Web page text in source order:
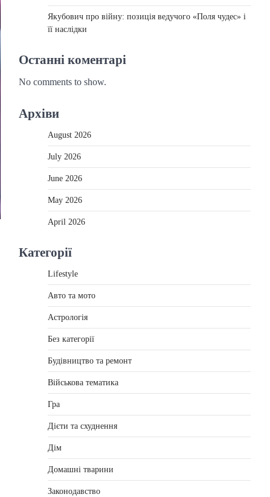
Якубович про війну: позиція ведучого «Поля чудес» і
її наслідки
Останні коментарі
No comments to show.
Архіви
August 2026
July 2026
June 2026
May 2026
April 2026
Категорії
Lifestyle
Авто та мото
Астрологія
Без категорії
Будівництво та ремонт
Військова тематика
Гра
Дієти та схуднення
Дім
Домашні тварини
Законодавство